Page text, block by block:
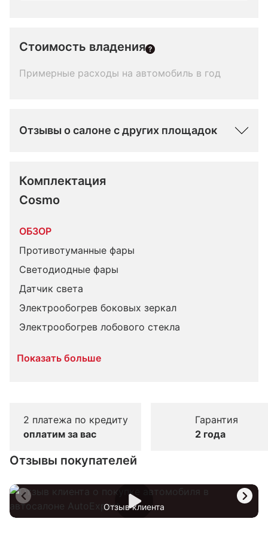
Стоимость владения
Примерные расходы на автомобиль в год
Отзывы о салоне с других площадок
Комплектация
Cosmo
ОБЗОР
Противотуманные фары
Светодиодные фары
Датчик света
Электрообогрев боковых зеркал
Электрообогрев лобового стекла
Показать больше
2 платежа по кредиту
оплатим за вас
Гарантия
2 года
Отзывы покупателей
Отзыв клиента